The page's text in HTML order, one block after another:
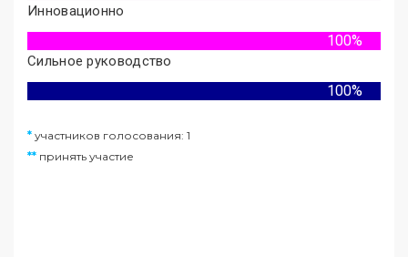
Инновационно
100%
Сильное руководство
100%
* участников голосования: 1
** принять участие